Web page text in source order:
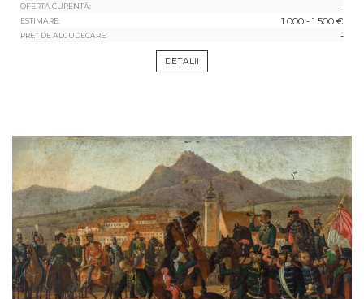
OFERTA CURENTĂ: -
ESTIMARE: 1 000 - 1 500 €
PREȚ DE ADJUDECARE: -
DETALII